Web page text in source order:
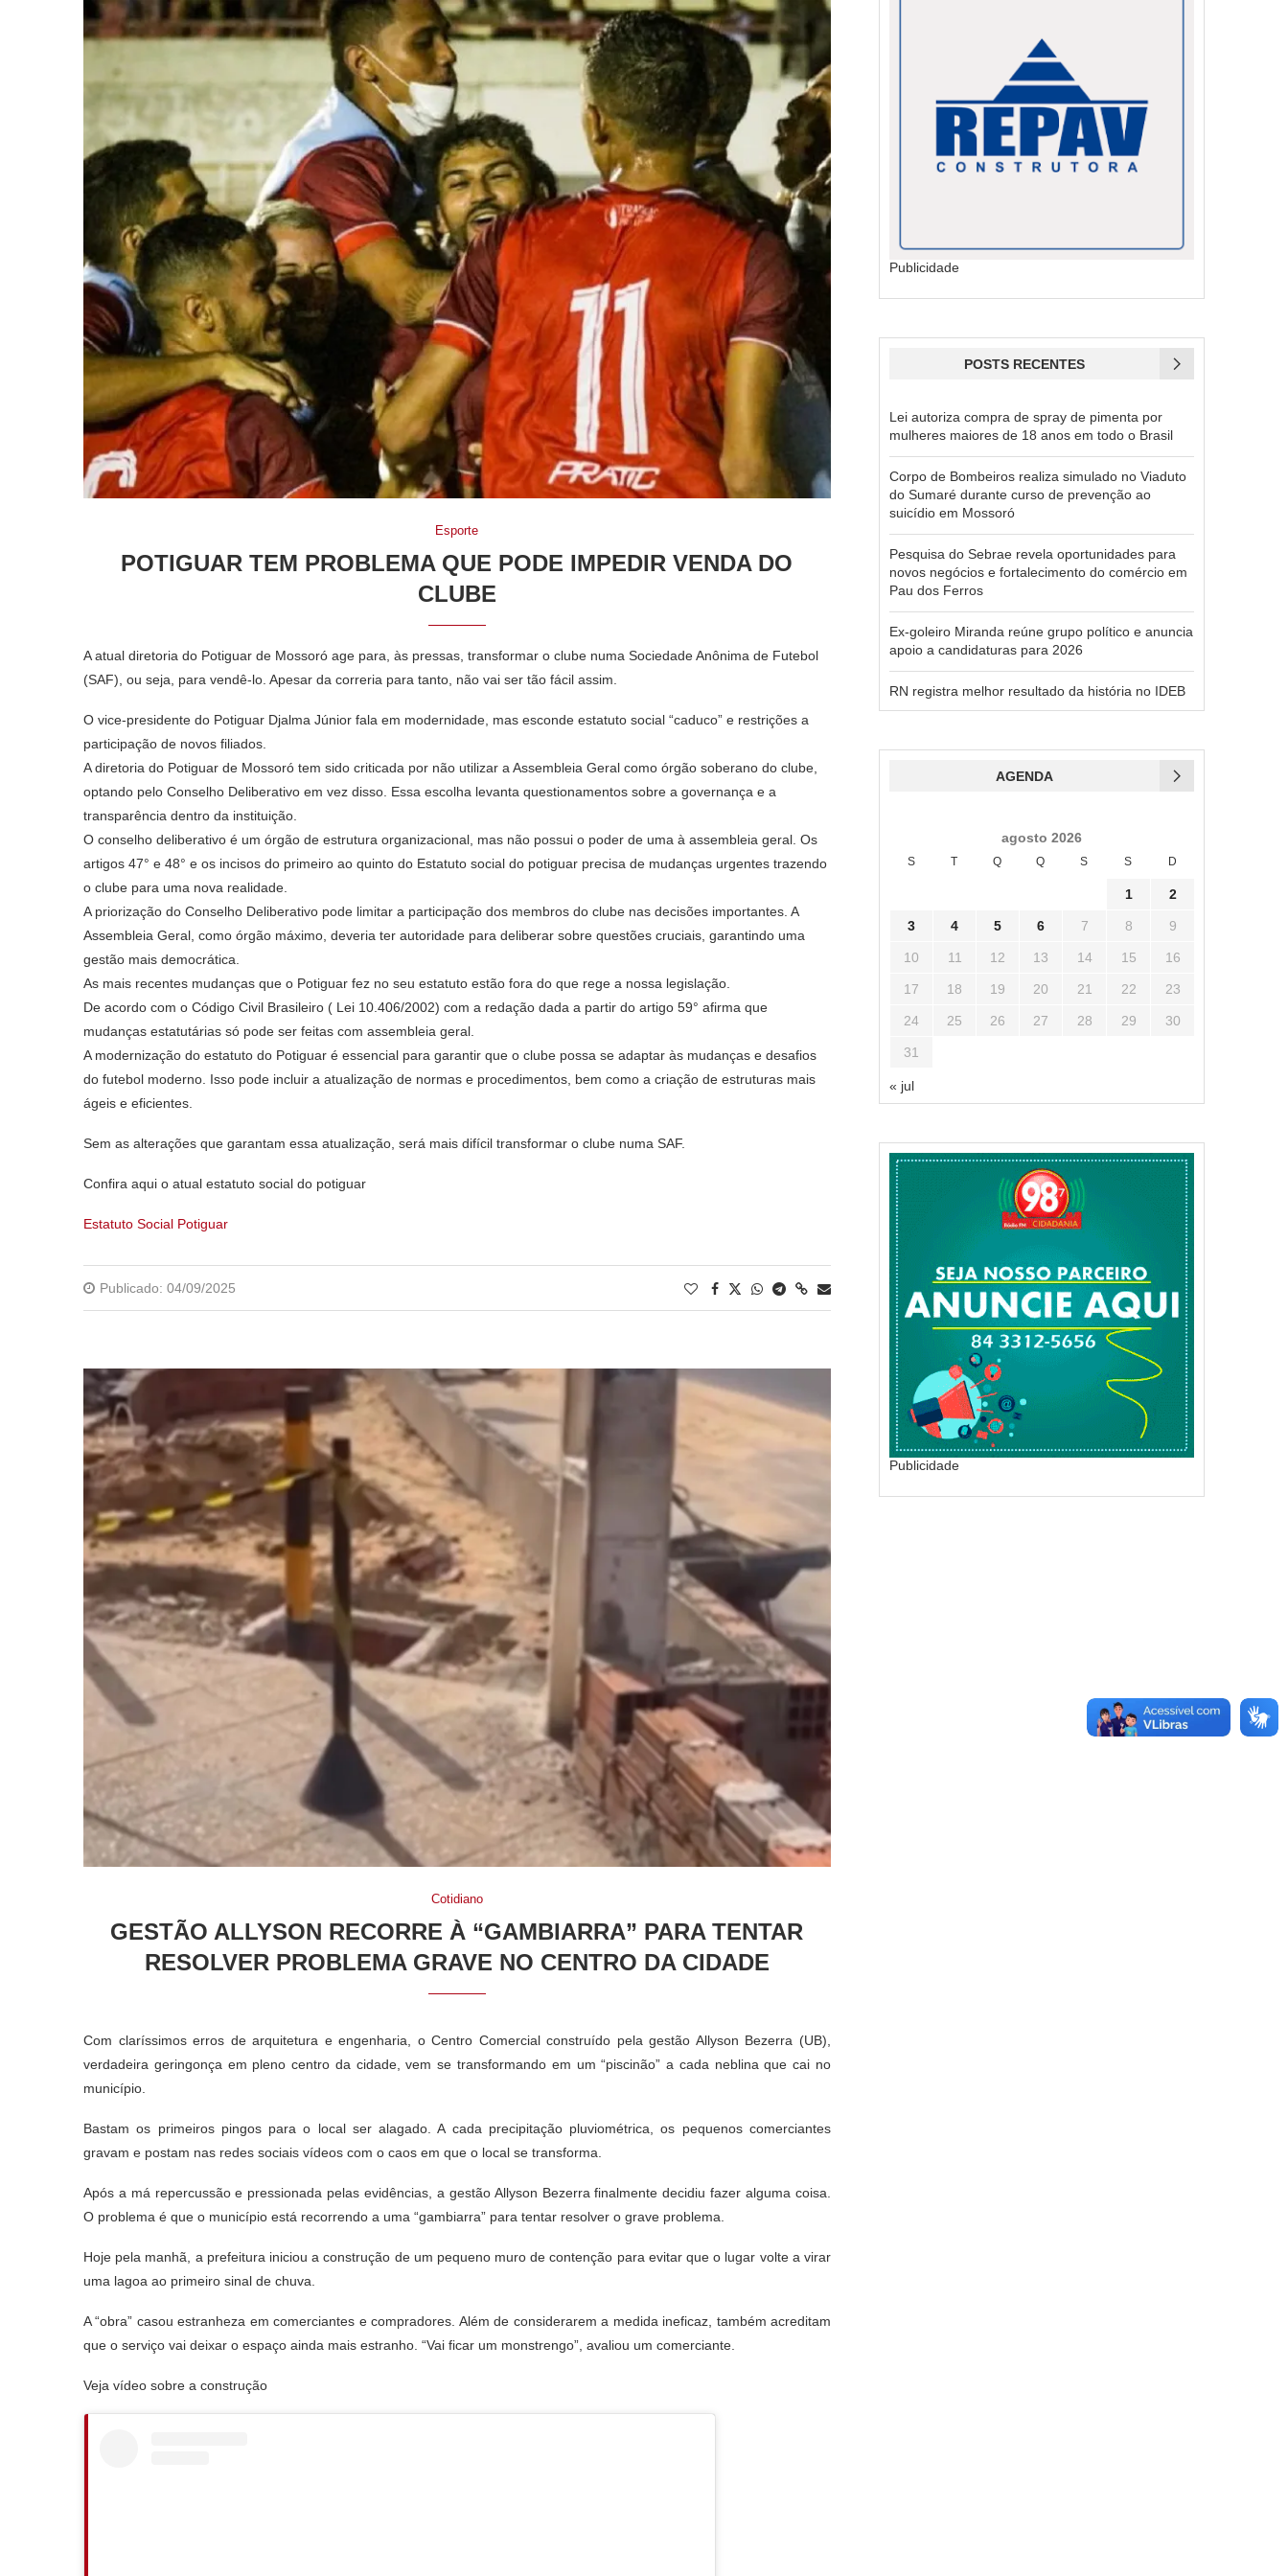
Esporte
POTIGUAR TEM PROBLEMA QUE PODE IMPEDIR VENDA DO
CLUBE
A atual diretoria do Potiguar de Mossoró age para, às pressas, transformar o clube numa Sociedade Anônima de Futebol
(SAF), ou seja, para vendê-lo. Apesar da correria para tanto, não vai ser tão fácil assim.
O vice-presidente do Potiguar Djalma Júnior fala em modernidade, mas esconde estatuto social “caduco” e restrições a
participação de novos filiados.
A diretoria do Potiguar de Mossoró tem sido criticada por não utilizar a Assembleia Geral como órgão soberano do clube,
optando pelo Conselho Deliberativo em vez disso. Essa escolha levanta questionamentos sobre a governança e a
transparência dentro da instituição.
O conselho deliberativo é um órgão de estrutura organizacional, mas não possui o poder de uma à assembleia geral. Os
artigos 47° e 48° e os incisos do primeiro ao quinto do Estatuto social do potiguar precisa de mudanças urgentes trazendo
o clube para uma nova realidade.
A priorização do Conselho Deliberativo pode limitar a participação dos membros do clube nas decisões importantes. A
Assembleia Geral, como órgão máximo, deveria ter autoridade para deliberar sobre questões cruciais, garantindo uma
gestão mais democrática.
As mais recentes mudanças que o Potiguar fez no seu estatuto estão fora do que rege a nossa legislação.
De acordo com o Código Civil Brasileiro ( Lei 10.406/2002) com a redação dada a partir do artigo 59° afirma que
mudanças estatutárias só pode ser feitas com assembleia geral.
A modernização do estatuto do Potiguar é essencial para garantir que o clube possa se adaptar às mudanças e desafios
do futebol moderno. Isso pode incluir a atualização de normas e procedimentos, bem como a criação de estruturas mais
ágeis e eficientes.
Sem as alterações que garantam essa atualização, será mais difícil transformar o clube numa SAF.
Confira aqui o atual estatuto social do potiguar
Estatuto Social Potiguar
Publicado: 04/09/2025
Cotidiano
GESTÃO ALLYSON RECORRE À “GAMBIARRA” PARA TENTAR
RESOLVER PROBLEMA GRAVE NO CENTRO DA CIDADE
Com claríssimos erros de arquitetura e engenharia, o Centro Comercial construído pela gestão Allyson Bezerra (UB),
verdadeira geringonça em pleno centro da cidade, vem se transformando em um “piscinão” a cada neblina que cai no
município.
Bastam os primeiros pingos para o local ser alagado. A cada precipitação pluviométrica, os pequenos comerciantes
gravam e postam nas redes sociais vídeos com o caos em que o local se transforma.
Após a má repercussão e pressionada pelas evidências, a gestão Allyson Bezerra finalmente decidiu fazer alguma coisa.
O problema é que o município está recorrendo a uma “gambiarra” para tentar resolver o grave problema.
Hoje pela manhã, a prefeitura iniciou a construção de um pequeno muro de contenção para evitar que o lugar volte a virar
uma lagoa ao primeiro sinal de chuva.
A “obra” casou estranheza em comerciantes e compradores. Além de considerarem a medida ineficaz, também acreditam
que o serviço vai deixar o espaço ainda mais estranho. “Vai ficar um monstrengo”, avaliou um comerciante.
Veja vídeo sobre a construção
Publicidade
POSTS RECENTES
Lei autoriza compra de spray de pimenta por
mulheres maiores de 18 anos em todo o Brasil
Corpo de Bombeiros realiza simulado no Viaduto
do Sumaré durante curso de prevenção ao
suicídio em Mossoró
Pesquisa do Sebrae revela oportunidades para
novos negócios e fortalecimento do comércio em
Pau dos Ferros
Ex-goleiro Miranda reúne grupo político e anuncia
apoio a candidaturas para 2026
RN registra melhor resultado da história no IDEB
AGENDA
agosto 2026
S T Q Q S S D
1 2
3 4 5 6 7 8 9
10 11 12 13 14 15 16
17 18 19 20 21 22 23
24 25 26 27 28 29 30
31
« jul
Publicidade